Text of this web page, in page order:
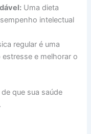
Uma dieta
intelectual
regular é uma
e melhorar o
que sua saúde